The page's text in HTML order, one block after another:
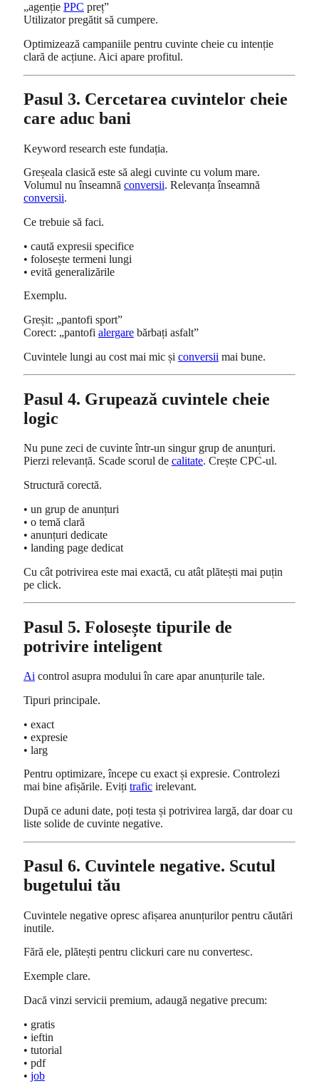
„agenție PPC preț”
Utilizator pregătit să cumpere.
Optimizează campaniile pentru cuvinte cheie cu intenție
clară de acțiune. Aici apare profitul.
Pasul 3. Cercetarea cuvintelor cheie
care aduc bani
Keyword research este fundația.
Greșeala clasică este să alegi cuvinte cu volum mare.
Volumul nu înseamnă conversii. Relevanța înseamnă
conversii.
Ce trebuie să faci.
• caută expresii specifice
• folosește termeni lungi
• evită generalizările
Exemplu.
Greșit: „pantofi sport”
Corect: „pantofi alergare bărbați asfalt”
Cuvintele lungi au cost mai mic și conversii mai bune.
Pasul 4. Grupează cuvintele cheie
logic
Nu pune zeci de cuvinte într-un singur grup de anunțuri.
Pierzi relevanță. Scade scorul de calitate. Crește CPC-ul.
Structură corectă.
• un grup de anunțuri
• o temă clară
• anunțuri dedicate
• landing page dedicat
Cu cât potrivirea este mai exactă, cu atât plătești mai puțin
pe click.
Pasul 5. Folosește tipurile de
potrivire inteligent
Ai control asupra modului în care apar anunțurile tale.
Tipuri principale.
• exact
• expresie
• larg
Pentru optimizare, începe cu exact și expresie. Controlezi
mai bine afișările. Eviți trafic irelevant.
După ce aduni date, poți testa și potrivirea largă, dar doar cu
liste solide de cuvinte negative.
Pasul 6. Cuvintele negative. Scutul
bugetului tău
Cuvintele negative opresc afișarea anunțurilor pentru căutări
inutile.
Fără ele, plătești pentru clickuri care nu convertesc.
Exemple clare.
Dacă vinzi servicii premium, adaugă negative precum:
• gratis
• ieftin
• tutorial
• pdf
• job